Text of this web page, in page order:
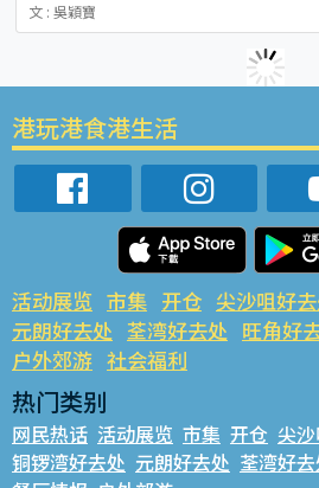
文 : 吳穎寶
港玩港食港生活
活动展览 市集 开仓 尖沙咀好
元朗好去处 荃湾好去处 旺角好
户外郊游 社会福利
热门类别
网民热话 活动展览 市集 开仓 尖
铜锣湾好去处 元朗好去处 荃湾好